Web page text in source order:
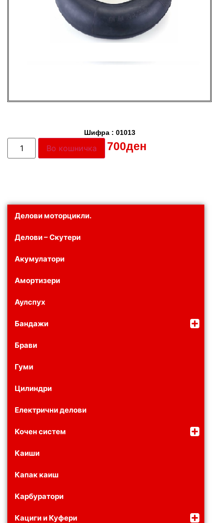
Делови моторцикли.
Делови – Скутери
Акумулатори
Амортизери
Аулспух
Бандажи
Брави
Гуми
Цилиндри
Електрични делови
Кочен систем
Каиши
Капак каиш
Карбуратори
Кациги и Куфери
Шифра : 01013
Цена: 700ден
Во кошничка